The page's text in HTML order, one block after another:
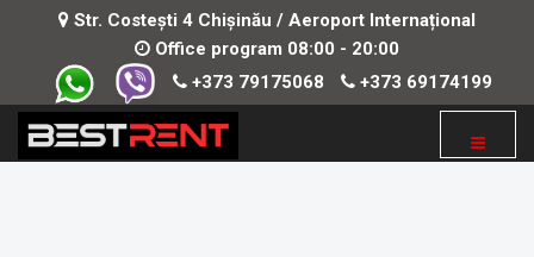
Str. Costești 4 Chișinău / Aeroport Internațional
Office program 08:00 - 20:00
+373 79175068
+373 69174199